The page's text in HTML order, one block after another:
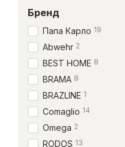
Бренд
Папа Карло 19
Abwehr 2
BEST HOME 8
BRAMA 8
BRAZLINE 1
Comaglio 14
Omega 2
RODOS 13